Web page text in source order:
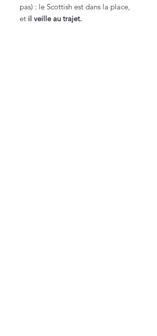
pas) : le Scottish est dans la place,
et il veille au trajet.